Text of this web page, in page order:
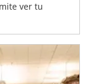
ver tu